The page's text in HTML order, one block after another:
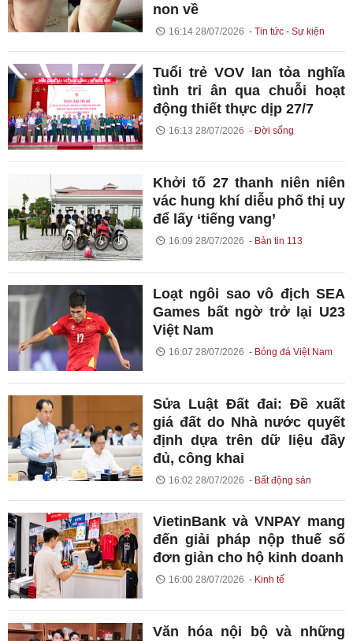
non về
16:14 28/07/2026 Tin tức - Sự kiện
Tuổi trẻ VOV lan tỏa nghĩa
tình tri ân qua chuỗi hoạt
động thiết thực dịp 27/7
16:13 28/07/2026 Đời sống
Khởi tố 27 thanh niên niên
vác hung khí diễu phố thị uy
để lấy ‘tiếng vang’
16:09 28/07/2026 Bản tin 113
Loạt ngôi sao vô địch SEA
Games bất ngờ trở lại U23
Việt Nam
16:07 28/07/2026 Bóng đá Việt Nam
Sửa Luật Đất đai: Đề xuất
giá đất do Nhà nước quyết
định dựa trên dữ liệu đầy
đủ, công khai
16:02 28/07/2026 Bất động sản
VietinBank và VNPAY mang
đến giải pháp nộp thuế số
đơn giản cho hộ kinh doanh
16:00 28/07/2026 Kinh tế
Văn hóa nội bộ và những